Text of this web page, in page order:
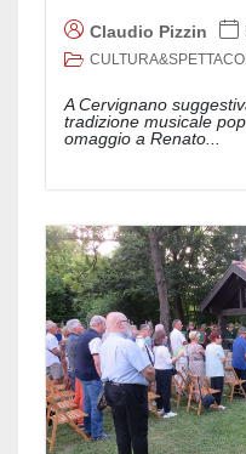
Claudio Pizzin
A Cervignano
tradizione musicale
omaggio a Renato...